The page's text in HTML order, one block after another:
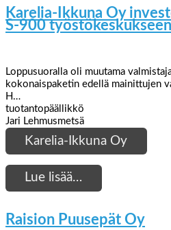
Karelia-Ikkuna Oy
S-900 työstökeskukseen
Loppusuoralla oli muutama
kokonaispaketin edellä mainittujen
H…
tuotantopäällikkö
Jari Lehmusmetsä
Karelia-Ikkuna Oy
Lue lisää…
Raision Puusepät Oy